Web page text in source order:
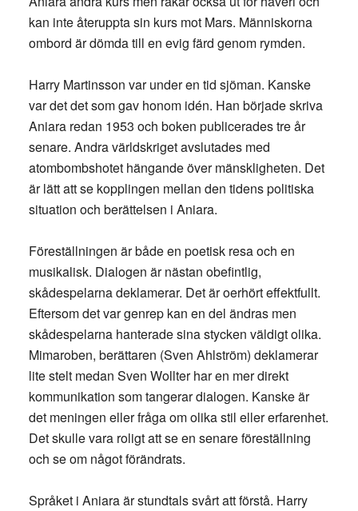
kan inte återuppta sin kurs mot Mars. Människorna
ombord är dömda till en evig färd genom rymden.
Harry Martinsson var under en tid sjöman. Kanske
var det det som gav honom idén. Han började skriva
Aniara redan 1953 och boken publicerades tre år
senare. Andra världskriget avslutades med
atombombshotet hängande över mänskligheten. Det
är lätt att se kopplingen mellan den tidens politiska
situation och berättelsen i Aniara.
Föreställningen är både en poetisk resa och en
musikalisk. Dialogen är nästan obefintlig,
skådespelarna deklamerar. Det är oerhört effektfullt.
Eftersom det var genrep kan en del ändras men
skådespelarna hanterade sina stycken väldigt olika.
Mimaroben, berättaren (Sven Ahlström) deklamerar
lite stelt medan Sven Wollter har en mer direkt
kommunikation som tangerar dialogen. Kanske är
det meningen eller fråga om olika stil eller erfarenhet.
Det skulle vara roligt att se en senare föreställning
och se om något förändrats.
Språket i Aniara är stundtals svårt att förstå. Harry